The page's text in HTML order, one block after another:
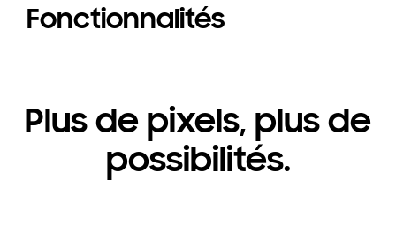
Fonctionnalités
Plus de pixels, plus de
possibilités.